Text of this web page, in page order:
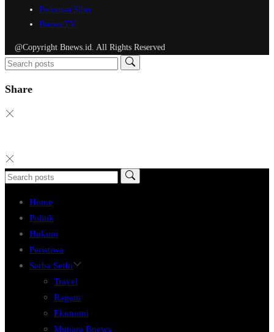
Pedoman Siber
Bnews TV
@Copyright Bnews.id. All Rights Reserved
Share
Home
Politik
Hukum
Peristiwa
Serba Serbi
Travel
Ragam
Ekonomi
Mutiara Bnews